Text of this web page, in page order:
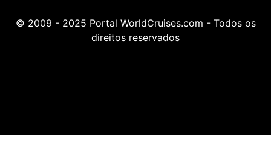
© 2009 - 2025 Portal WorldCruises.com - Todos os
direitos reservados